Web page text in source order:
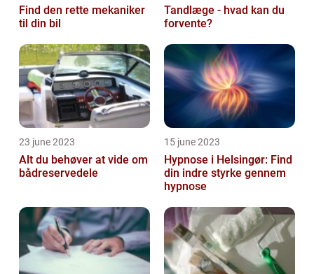
Find den rette mekaniker
til din bil
Tandlæge - hvad kan du
forvente?
23 june 2023
Alt du behøver at vide om
bådreservedele
15 june 2023
Hypnose i Helsingør: Find
din indre styrke gennem
hypnose